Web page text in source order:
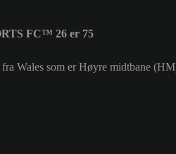
FC™ 26 er 75
Wales som er Høyre midtbane